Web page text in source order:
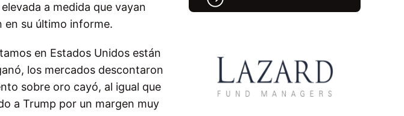
a medida que vayan
en su último informe.
en Estados Unidos están
los mercados descontaron
sobre oro cayó, al igual que
a Trump por un margen muy